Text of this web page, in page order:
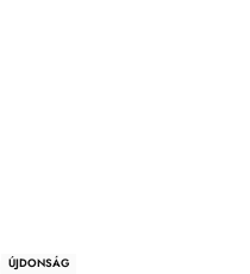
ÚJDONSÁG